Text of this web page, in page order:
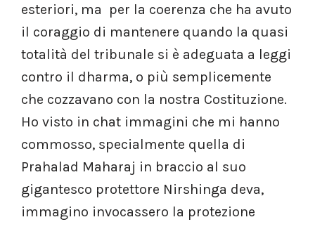
esteriori, ma per la coerenza che ha avuto
il coraggio di mantenere quando la quasi
totalità del tribunale si è adeguata a leggi
contro il dharma, o più semplicemente
che cozzavano con la nostra Costituzione.
Ho visto in chat immagini che mi hanno
commosso, specialmente quella di
Prahalad Maharaj in braccio al suo
gigantesco protettore Nirshinga deva,
immagino invocassero la protezione